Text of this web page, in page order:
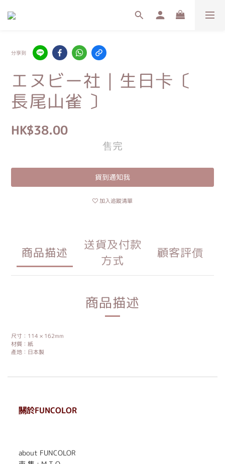
分享到
エヌビー社｜生日卡〔
長尾山雀 〕
HK$38.00
售完
貨到通知我
加入追蹤清單
商品描述
送貨及付款
方式
顧客評價
商品描述
尺寸：114 × 162mm
材質：紙
產地：日本製
關於FUNCOLOR
about FUNCOLOR